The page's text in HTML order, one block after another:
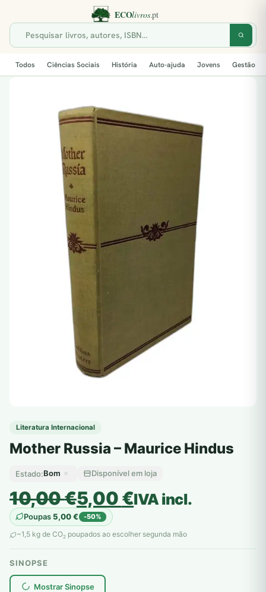
Todos Ciências Sociais História Auto-ajuda Jovens Gestão
Literatura Internacional
Mother Russia – Maurice Hindus
Estado:Bom Disponível em loja
10,00€
O
preço
original
era:
10,00 €.
5,00€
O
preço
atual
é:
5,00 €.
IVA incl.
Poupas5,00€ -50%
~1,5 kg de CO2 poupados ao escolher segunda mão
SINOPSE
Mostrar Sinopse
plantar árvores reais